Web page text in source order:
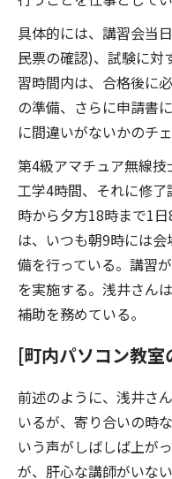
具体的には、講習会当
民票の確認)、試験に対
習時間内は、合格後に
の準備、さらに申請書
に間違いがないかのチ
第4級アマチュア無線
工学4時間、それに修
時から夕方18時まで1
は、いつも朝9時には
備を行っている。講習
を実施する。浅井さん
補助を務めている。
[町内パソコン教室
前述のように、浅井さ
いるが、寄り合いの時
いう声がしばしば上が
が、肝心な講師がいな